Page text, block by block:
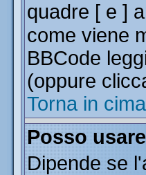
quadre [ e ]
come viene
BBCode
(oppure
Torna in cima
Posso
Dipende se